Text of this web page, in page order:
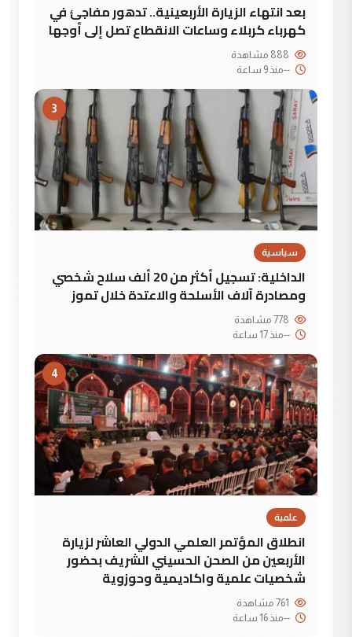
بعد انتهاء الزيارة الأربعينية.. تدهور مفاجئ في
كهرباء كربلاء وساعات الانقطاع تصل إلى أوجها
--منذ 9 ساعة
3
سياسية
الداخلية: تسجيل أكثر من 20 ألف سلاح شخصي
ومصادرة آلاف الأسلحة والاعتدة خلال تموز
--منذ 17 ساعة
4
علمية
انطلاق المؤتمر العلمي الدولي العاشر لزيارة
الأربعين من الصحن الحسيني الشريف بحضور
شخصيات علمية واكاديمية وحوزوية
--منذ 16 ساعة